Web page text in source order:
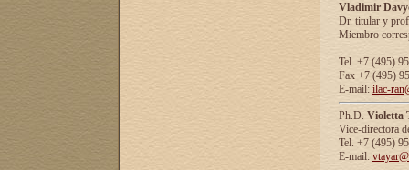
Vladimir
Dr. titular y
Miembro
Tel. +7 (495)
Fax +7 (495)
E-mail: ilac-
Ph.D. Violetta
Vice-directora
Tel. +7 (495)
E-mail: